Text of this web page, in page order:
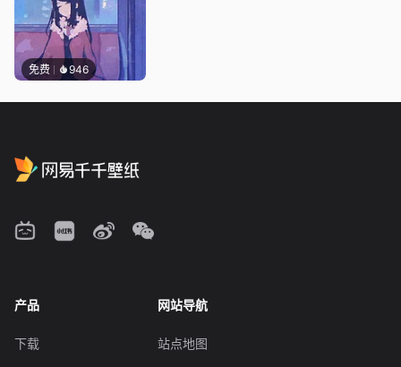
免费 946
产品
下载
网站导航
站点地图